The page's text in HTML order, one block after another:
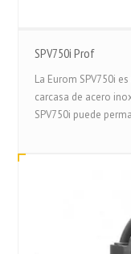
SPV750i Prof
La Eurom SPV750i
carcasa de acero
SPV750i puede